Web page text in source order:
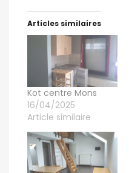
Articles similaires
Kot centre Mons
16/04/2025
Article similaire